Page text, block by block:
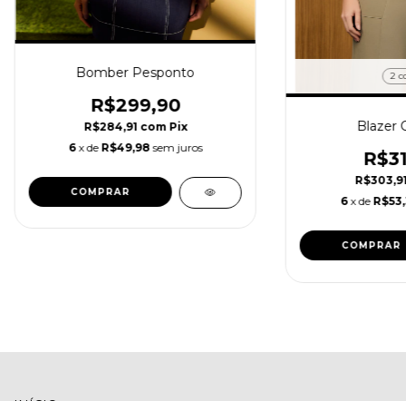
Bomber Pesponto
R$299,90
R$284,91 com Pix
6 x de R$49,98 sem juros
COMPRAR
2
Blazer
6 x de
COMPRAR